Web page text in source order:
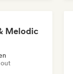
Melodic